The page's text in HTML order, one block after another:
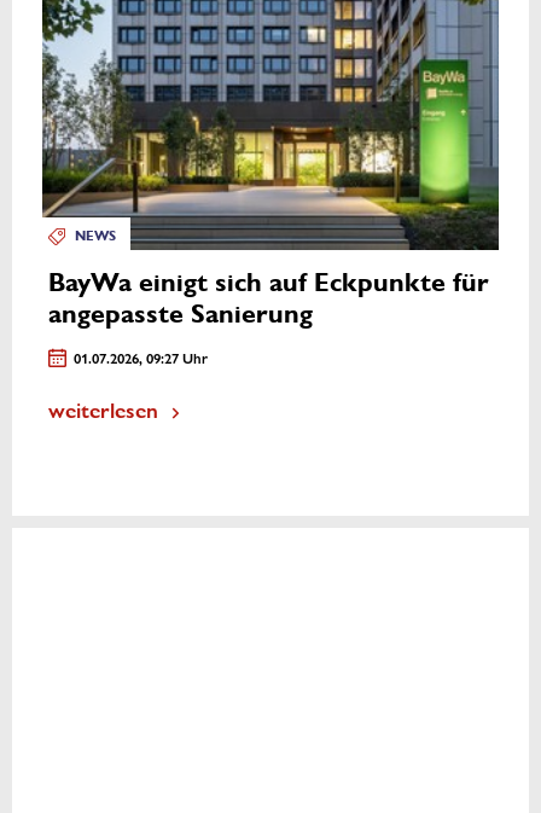
NEWS
BayWa einigt sich auf Eckpunkte für
angepasste Sanierung
01.07.2026, 09:27 Uhr
weiterlesen